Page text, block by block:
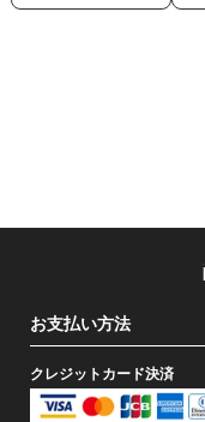
お支払い方法
クレジットカード決済